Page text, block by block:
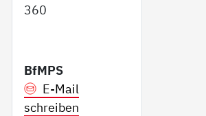
360
BfMPS
E-Mail
schreiben